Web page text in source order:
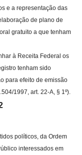
e a representação das
de plano de
gratuito a que tenham
à Receita Federal os
tenham sido
para efeito de emissão
1997, art. 22-A, § 1º).
políticos, da Ordem
interessados em